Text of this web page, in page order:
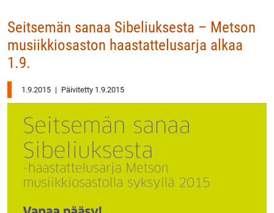
Seitsemän sanaa Sibeliuksesta – Metson
musiikkiosaston haastattelusarja alkaa
1.9.
1.9.2015 | Päivitetty 1.9.2015